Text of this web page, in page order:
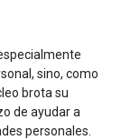
sino, como
brota su
de ayudar a
personales.
dentro de la
forma más alta